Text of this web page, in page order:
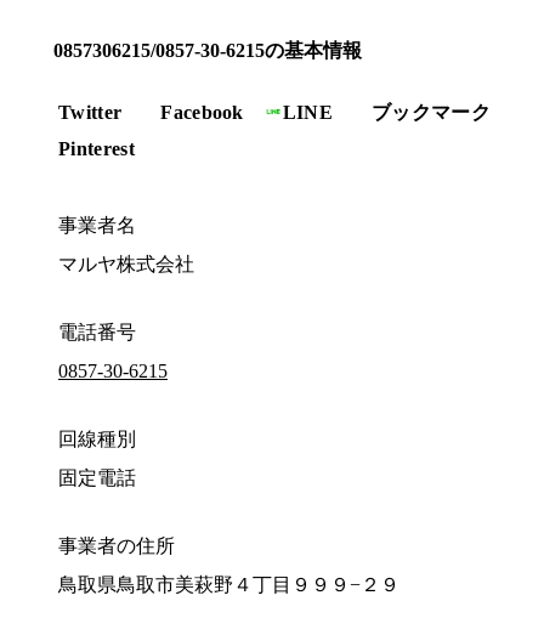
0857306215/0857-30-6215の基本情報
Twitter Facebook LINE
ブックマーク
Pinterest
事業者名
マルヤ株式会社
電話番号
0857-30-6215
回線種別
固定電話
事業者の住所
鳥取県鳥取市美萩野４丁目９９９−２９